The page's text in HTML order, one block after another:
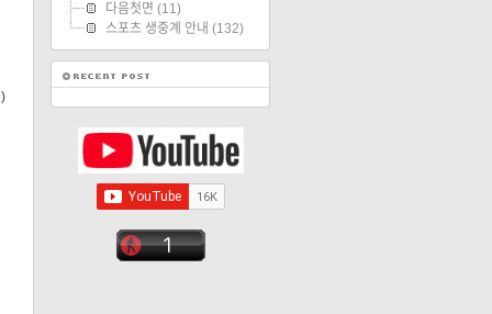
다음첫면 (11)
스포츠 생중계 안내 (132)